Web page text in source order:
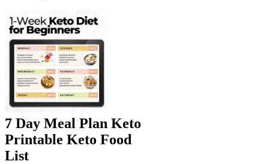
7 Day Meal Plan Keto
Printable Keto Food
List